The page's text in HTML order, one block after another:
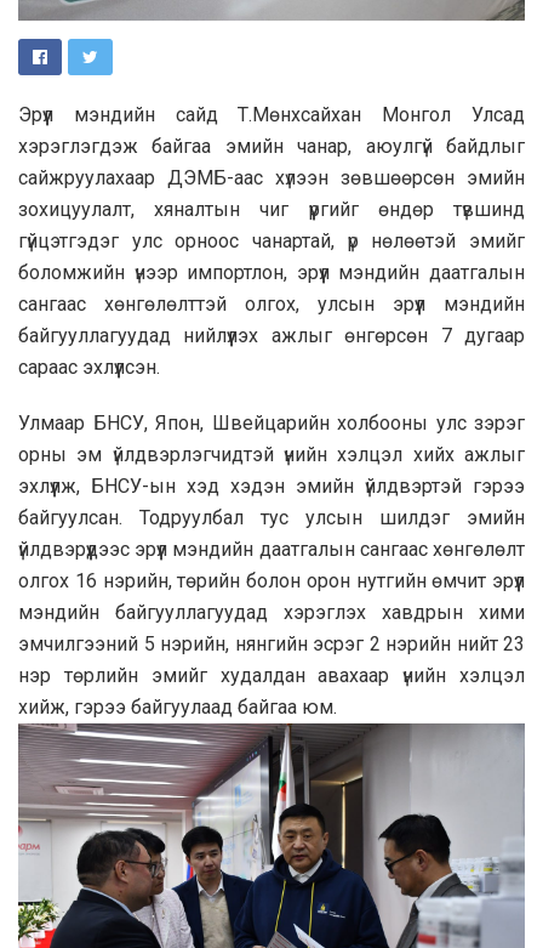
Эрүүл мэндийн сайд Т.Мөнхсайхан Монгол Улсад
хэрэглэгдэж байгаа эмийн чанар, аюулгүй байдлыг
сайжруулахаар ДЭМБ-аас хүлээн зөвшөөрсөн эмийн
зохицуулалт, хяналтын чиг үүргийг өндөр түвшинд
гүйцэтгэдэг улс орноос чанартай, үр нөлөөтэй эмийг
боломжийн үнээр импортлон, эрүүл мэндийн даатгалын
сангаас хөнгөлөлттэй олгох, улсын эрүүл мэндийн
байгууллагуудад нийлүүлэх ажлыг өнгөрсөн 7 дугаар
сараас эхлүүлсэн.
Улмаар БНСУ, Япон, Швейцарийн холбооны улс зэрэг
орны эм үйлдвэрлэгчидтэй үнийн хэлцэл хийх ажлыг
эхлүүлж, БНСУ-ын хэд хэдэн эмийн үйлдвэртэй гэрээ
байгуулсан. Тодруулбал тус улсын шилдэг эмийн
үйлдвэрүүдээс эрүүл мэндийн даатгалын сангаас хөнгөлөлт
олгох 16 нэрийн, төрийн болон орон нутгийн өмчит эрүүл
мэндийн байгууллагуудад хэрэглэх хавдрын хими
эмчилгээний 5 нэрийн, нянгийн эсрэг 2 нэрийн нийт 23
нэр төрлийн эмийг худалдан авахаар үнийн хэлцэл
хийж, гэрээ байгуулаад байгаа юм.